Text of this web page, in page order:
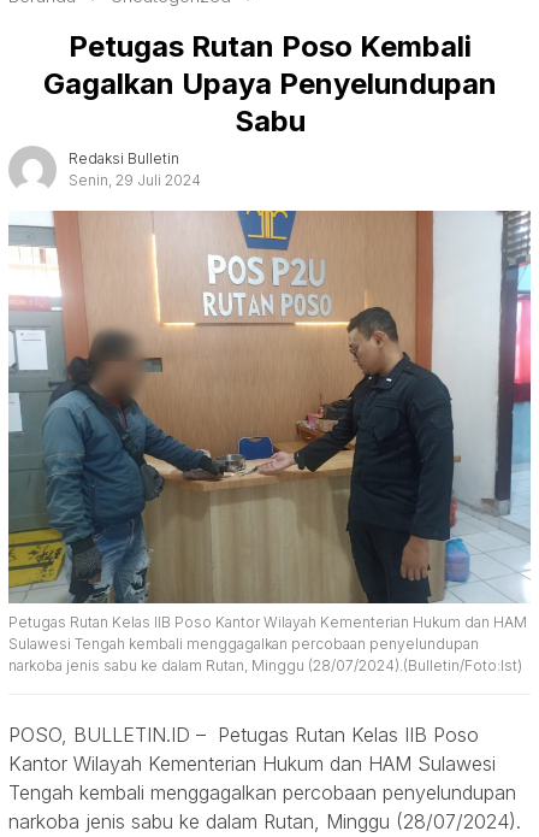
Petugas Rutan Poso Kembali
Gagalkan Upaya Penyelundupan
Sabu
Redaksi Bulletin
Senin, 29 Juli 2024
Petugas Rutan Kelas IIB Poso Kantor Wilayah Kementerian Hukum dan HAM
Sulawesi Tengah kembali menggagalkan percobaan penyelundupan
narkoba jenis sabu ke dalam Rutan, Minggu (28/07/2024).(Bulletin/Foto:Ist)
POSO, BULLETIN.ID – Petugas Rutan Kelas IIB Poso
Kantor Wilayah Kementerian Hukum dan HAM Sulawesi
Tengah kembali menggagalkan percobaan penyelundupan
narkoba jenis sabu ke dalam Rutan, Minggu (28/07/2024).